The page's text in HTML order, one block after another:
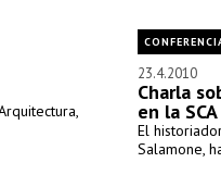
23.4.2010
Charla
en la SCA
El
Salamone,